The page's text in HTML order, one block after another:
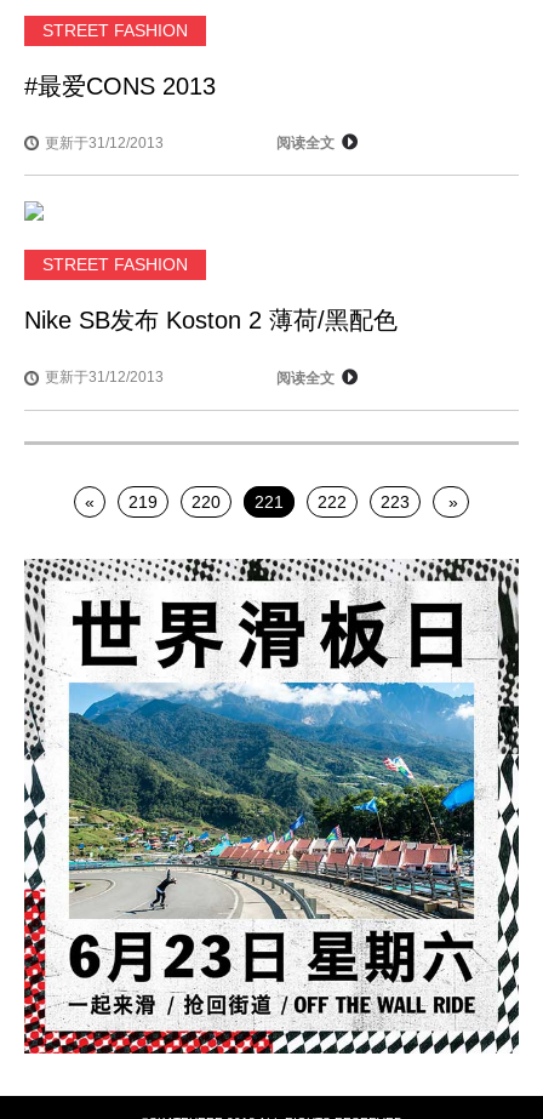
STREET FASHION
#最爱CONS 2013
更新于31/12/2013 阅读全文
STREET FASHION
Nike SB发布 Koston 2 薄荷/黑配色
更新于31/12/2013 阅读全文
« 219 220 221 222 223 »